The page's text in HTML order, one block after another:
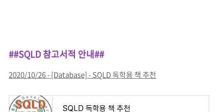
##SQLD 참고서적 안내##
2020/10/26 - [Database] - SQLD 독학용 책 추천
SQLD 독학용 책 추천